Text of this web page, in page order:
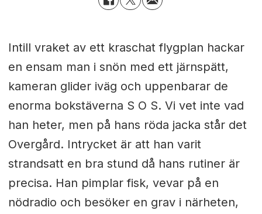
Intill vraket av ett kraschat flygplan hackar
en ensam man i snön med ett järnspätt,
kameran glider iväg och uppenbarar de
enorma bokstäverna S O S. Vi vet inte vad
han heter, men på hans röda jacka står det
Overgård. Intrycket är att han varit
strandsatt en bra stund då hans rutiner är
precisa. Han pimplar fisk, vevar på en
nödradio och besöker en grav i närheten,